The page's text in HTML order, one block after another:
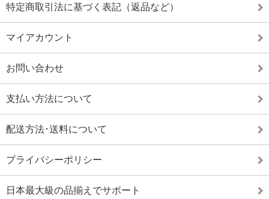
特定商取引法に基づく表記（返品など）
マイアカウント
お問い合わせ
支払い方法について
配送方法･送料について
プライバシーポリシー
日本最大級の品揃えでサポート